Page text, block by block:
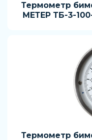
Термометр
МЕТЕР ТБ-3-
Термометр